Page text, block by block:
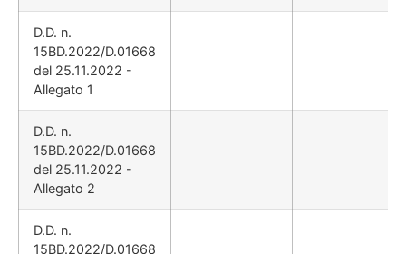
D.D. n.
15BD.2022/D.01668
del 25.11.2022 -
Allegato 1
D.D. n.
15BD.2022/D.01668
del 25.11.2022 -
Allegato 2
D.D. n.
15BD.2022/D.01668